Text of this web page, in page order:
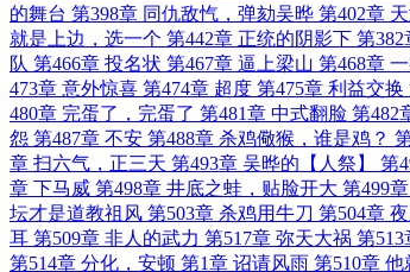
的舞台 第398章 同仇敌忾，弹劾吴晔 第402章
就是上边，选一个 第442章 正统的阴影下 第382
队 第466章 投名状 第467章 逼上梁山 第468章
473章 意外惊喜 第474章 超度 第475章 利益交换
480章 完蛋了，完蛋了 第481章 中式翻脸 第482
怨 第487章 不安 第488章 杀鸡儆猴，谁是鸡？
章 扫六气，正三天 第493章 吴晔的【人祭】 第
章 下马威 第498章 井底之蛙，贴脸开大 第499
坛才是道教祖风 第503章 杀鸡用牛刀 第504章
耳 第509章 非人的武力 第517章 弥天大祸 第513
第514章 分化，安顿 第1章 诏请风雨 第510章